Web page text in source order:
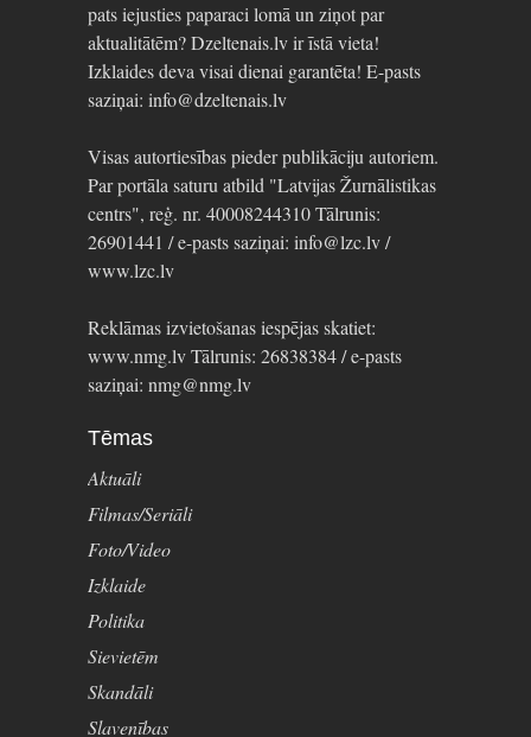
pats iejusties paparaci lomā un ziņot par
aktualitātēm? Dzeltenais.lv ir īstā vieta!
Izklaides deva visai dienai garantēta! E-pasts
saziņai: info@dzeltenais.lv
Visas autortiesības pieder publikāciju autoriem.
Par portāla saturu atbild "Latvijas Žurnālistikas
centrs", reģ. nr. 40008244310 Tālrunis:
26901441 / e-pasts saziņai: info@lzc.lv /
www.lzc.lv
Reklāmas izvietošanas iespējas skatiet:
www.nmg.lv Tālrunis: 26838384 / e-pasts
saziņai: nmg@nmg.lv
Tēmas
Aktuāli
Filmas/Seriāli
Foto/Video
Izklaide
Politika
Sievietēm
Skandāli
Slavenības